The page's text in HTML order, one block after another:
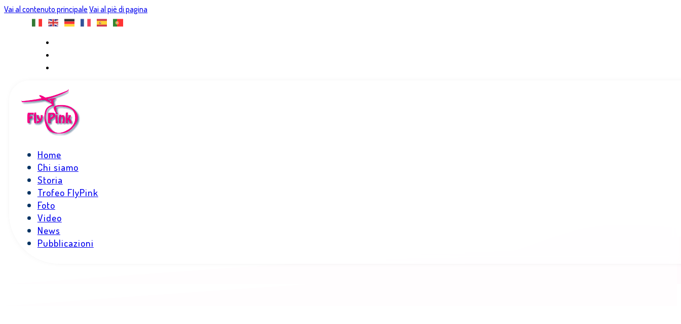
Vai al contenuto principale Vai al piè di pagina
Home
Chi siamo
Storia
Trofeo FlyPink
Foto
Video
News
Pubblicazioni